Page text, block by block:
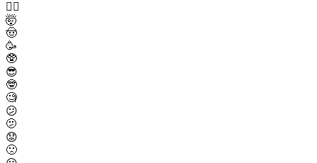
😵‍💫
🤯
🤠
🥳
🥸
😎
🤓
🧐
😕
🫤
😟
🙁